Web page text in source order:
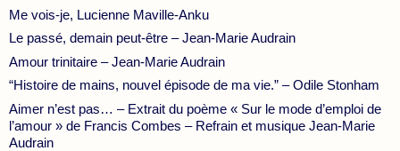
Me vois-je, Lucienne Maville-Anku
Le passé, demain peut-être – Jean-Marie Audrain
Amour trinitaire – Jean-Marie Audrain
“Histoire de mains, nouvel épisode de ma vie.” – Odile Stonham
Aimer n’est pas… – Extrait du poème « Sur le mode d’emploi de
l’amour » de Francis Combes – Refrain et musique Jean-Marie
Audrain